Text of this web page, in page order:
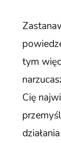
tym
Cię